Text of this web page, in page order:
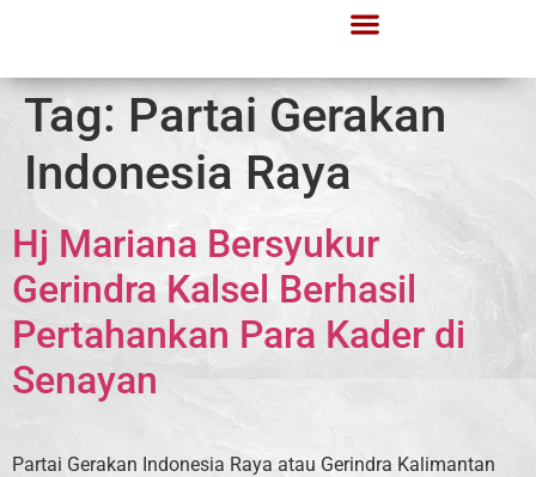
Tag: Partai Gerakan
Indonesia Raya
Hj Mariana Bersyukur
Gerindra Kalsel Berhasil
Pertahankan Para Kader di
Senayan
Partai Gerakan Indonesia Raya atau Gerindra Kalimantan